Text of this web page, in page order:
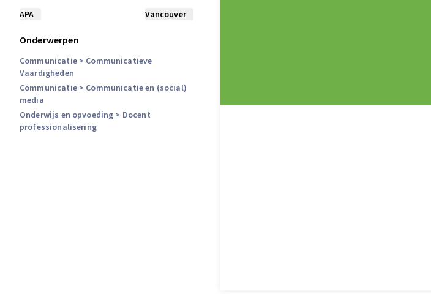
APA Vancouver
Onderwerpen
Communicatie> Communicatieve
Vaardigheden
Communicatie> Communicatie en (social)
media
Onderwijs en opvoeding > Docent
professionalisering